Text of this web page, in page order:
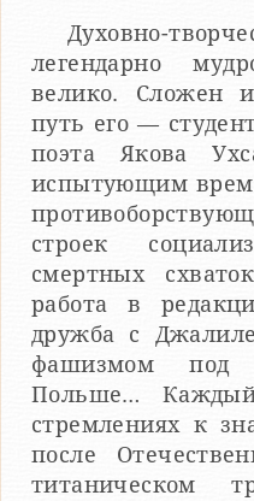
Духовно-
легендарно
велико. Сложен
путь его —
поэта Якова
испытующим
строек
смертных
работа в
дружба с Джалилем, Твардовским, бои с
фашизмом
Польше…
стремлениях к
после
титаническом труде над чувашской